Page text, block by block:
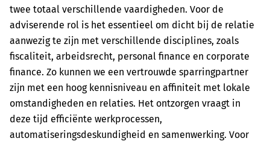
twee totaal verschillende vaardigheden. Voor de
adviserende rol is het essentieel om dicht bij de relatie
aanwezig te zijn met verschillende disciplines, zoals
fiscaliteit, arbeidsrecht, personal finance en corporate
finance. Zo kunnen we een vertrouwde sparringpartner
zijn met een hoog kennisniveau en affiniteit met lokale
omstandigheden en relaties. Het ontzorgen vraagt in
deze tijd efficiënte werkprocessen,
automatiseringsdeskundigheid en samenwerking. Voor